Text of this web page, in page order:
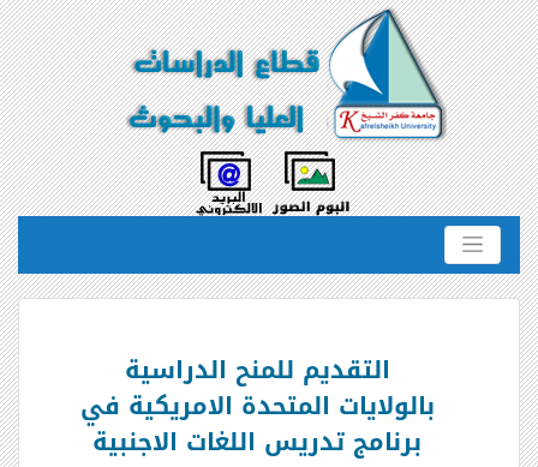
التقديم للمنح الدراسية
بالولايات المتحدة الامريكية في
برنامج تدريس اللغات الاجنبية